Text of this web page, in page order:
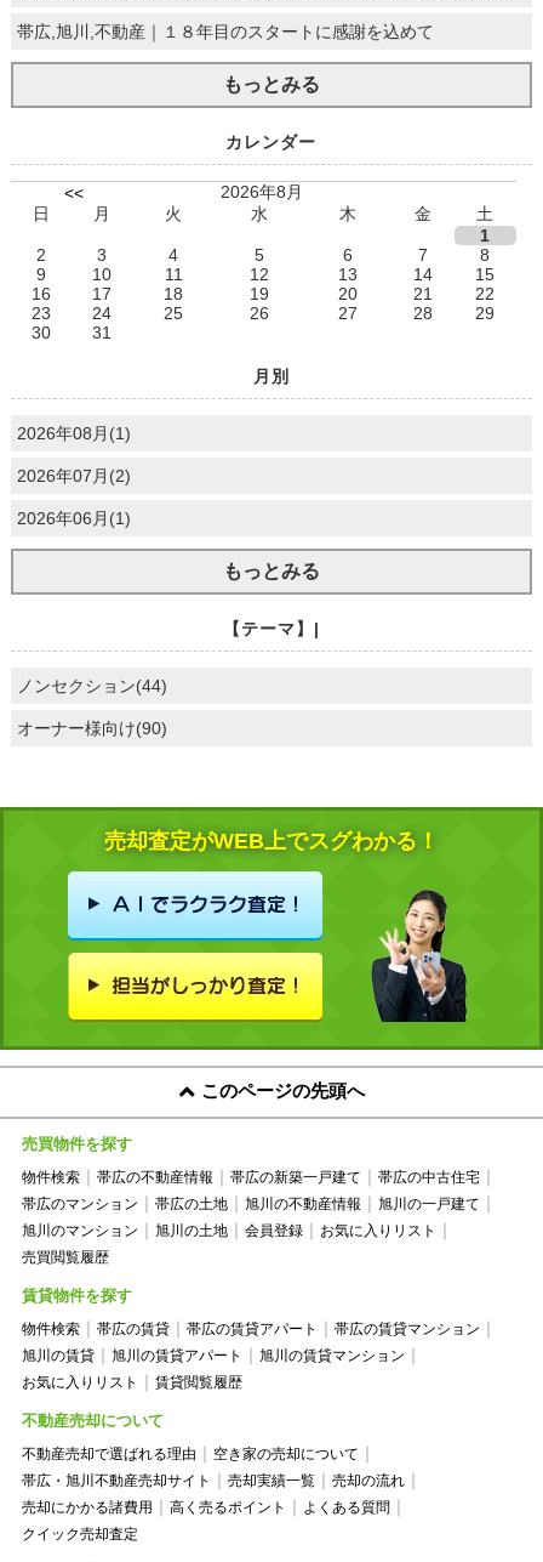
帯広,旭川,不動産｜１８年目のスタートに感謝を込めて
もっとみる
カレンダー
<<
2026年8月
日
月 火 水 木 金
土
1
2
3 4 5 6 7
8
9
10 11 12 13 14
15
16
17 18 19 20 21
22
23
24 25 26 27 28
29
30
31
月別
2026年08月(1)
2026年07月(2)
2026年06月(1)
もっとみる
【テーマ】|
ノンセクション(44)
オーナー様向け(90)
売却査定がWEB上でスグわかる！
このページの先頭へ
売買物件を探す
物件検索 帯広の不動産情報 帯広の新築一戸建て
帯広の中古住宅
帯広のマンション
帯広の土地 旭川の不動産情報
旭川の一戸建て
旭川のマンション
旭川の土地 会員登録
お気に入りリスト
売買閲覧履歴
賃貸物件を探す
物件検索 帯広の賃貸 帯広の賃貸アパート
帯広の賃貸マンション
旭川の賃貸
旭川の賃貸アパート
旭川の賃貸マンション
お気に入りリスト
賃貸閲覧履歴
不動産売却について
不動産売却で選ばれる理由
空き家の売却について
帯広・旭川不動産売却サイト
売却実績一覧
売却の流れ
売却にかかる諸費用
高く売るポイント
よくある質問
クイック売却査定